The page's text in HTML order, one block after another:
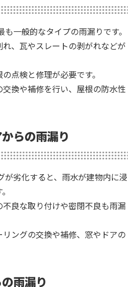
一般的なタイプの雨漏りです。
、瓦やスレートの剥がれなどが
点検と修理が必要です。
換や補修を行い、屋根の防水性
らの雨漏り
が劣化すると、雨水が建物内に浸
良な取り付けや密閉不良も雨漏
ングの交換や補修、窓やドアの
雨漏り